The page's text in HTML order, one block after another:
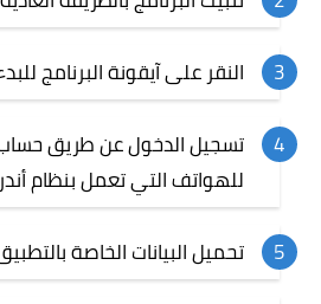
النقر على آيقونة البرنامج
للهواتف التي تعمل بنظام
تحميل البيانات الخاصة